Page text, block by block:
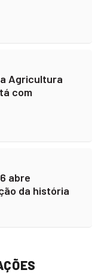
Agricultura
com
abre
da história